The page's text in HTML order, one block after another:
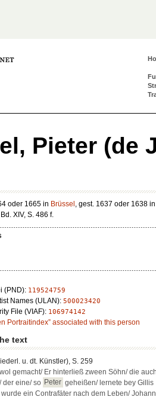
Pieter (de
oder 1665 in Brüssel , gest. 1637 oder 1638 in
Bd. XIV, S. 486 f.
(PND): 119524759
Names (ULAN): 500023420
File (VIAF): 106974142
Portraitindex” associated with this person
text
u. dt. Künstler), S. 259
gemacht/ Er hinterließ zween Söhn/ die
der eine/ so Peter geheißen/ lernete bey Gillis
ein Contrafäter nach dem Leben/